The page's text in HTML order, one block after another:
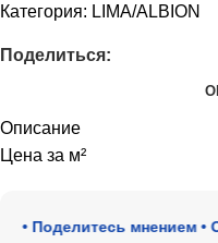
Категория: LIMA/ALBION
Поделиться:
Описание
Цена за м²
Поделитесь мнением •